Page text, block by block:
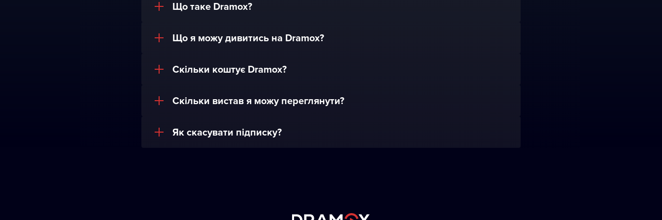
Що таке Dramox?
Що я можу дивитись на Dramox?
Скільки коштує Dramox?
Скільки вистав я можу переглянути?
Як скасувати підписку?